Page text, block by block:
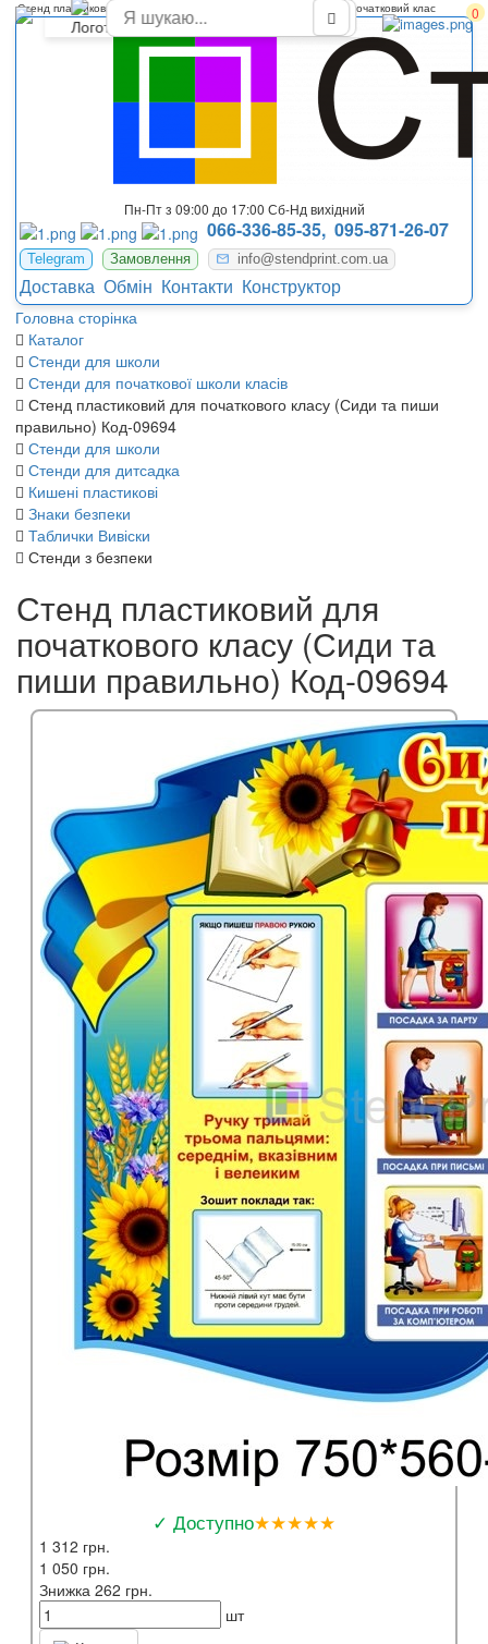
0
Пн-Пт з 09:00 до 17:00 Сб-Нд вихідний
066-336-85-35, 095-871-26-07
Telegram Замовлення info@stendprint.com.ua
Доставка Обмін Контакти Конструктор
Головна сторінка
Каталог
Стенди для школи
Стенди для початкової школи класів
Стенд пластиковий для початкового класу (Сиди та пиши
правильно) Код-09694
Стенди для школи
Стенди для дитсадка
Кишені пластикові
Знаки безпеки
Таблички Вивіски
Стенди з безпеки
Стенд пластиковий як правильно писати та сидіти за партою в початковий клас
Стенд пластиковий для
початкового класу (Сиди та
пиши правильно) Код-09694
✓ Доступно★★★★★
1 312 грн.
1 050 грн.
Знижка 262 грн.
шт